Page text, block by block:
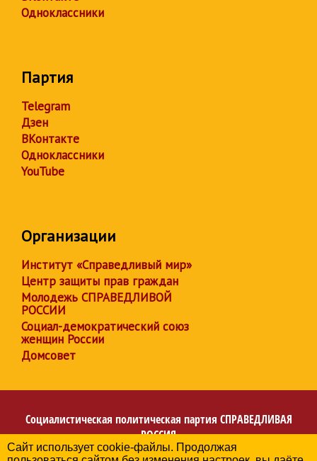
Одноклассники
Партия
Telegram
Дзен
ВКонтакте
Одноклассники
YouTube
Организации
Институт «Справедливый мир»
Центр защиты прав граждан
Молодежь СПРАВЕДЛИВОЙ
РОССИИ
Социал-демократический союз
женщин России
Домсовет
Социалистическая политическая партия СПРАВЕДЛИВАЯ
РОССИЯ
Региональное отделение партии в Архангельской
Сайт использует cookie-файлы. Продолжая